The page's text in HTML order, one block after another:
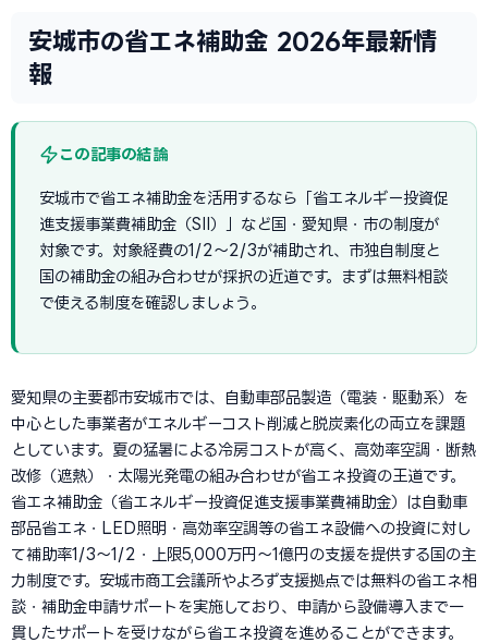
安城市の省エネ補助金 2026年最新情
報
この記事の結論
安城市で省エネ補助金を活用するなら「省エネルギー投資促
進支援事業費補助金（SII）」など国・愛知県・市の制度が
対象です。対象経費の1/2〜2/3が補助され、市独自制度と
国の補助金の組み合わせが採択の近道です。まずは無料相談
で使える制度を確認しましょう。
愛知県の主要都市安城市では、自動車部品製造（電装・駆動系）を
中心とした事業者がエネルギーコスト削減と脱炭素化の両立を課題
としています。夏の猛暑による冷房コストが高く、高効率空調・断熱
改修（遮熱）・太陽光発電の組み合わせが省エネ投資の王道です。
省エネ補助金（省エネルギー投資促進支援事業費補助金）は自動車
部品省エネ・LED照明・高効率空調等の省エネ設備への投資に対し
て補助率1/3〜1/2・上限5,000万円〜1億円の支援を提供する国の主
力制度です。安城市商工会議所やよろず支援拠点では無料の省エネ相
談・補助金申請サポートを実施しており、申請から設備導入まで一
貫したサポートを受けながら省エネ投資を進めることができます。